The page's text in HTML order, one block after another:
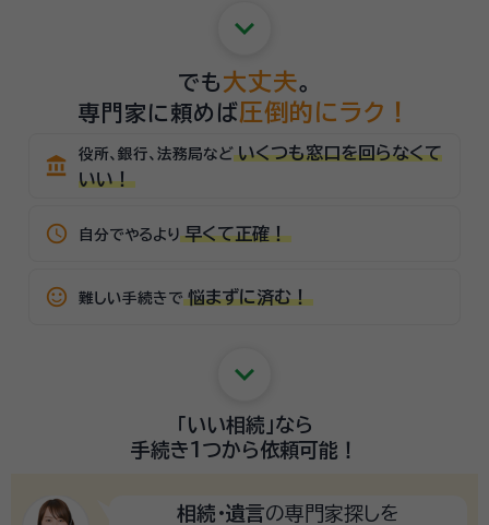
keyboard_arrow_down
でも 大丈夫。
専門家に頼めば圧倒的にラク！
account_balance 役所、銀行、法務局など いくつも窓口を回らなくて
いい！
schedule 自分でやるより 早くて正確！
sentiment_satisfied_alt 難しい手続きで 悩まずに済む！
keyboard_arrow_down
「いい相続」なら
手続き1つから依頼可能！
相続・遺言の専門家探しを